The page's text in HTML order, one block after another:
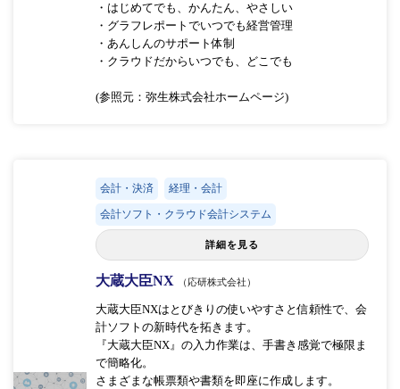
・はじめてでも、かんたん、やさしい
・グラフレポートでいつでも経営管理
・あんしんのサポート体制
・クラウドだからいつでも、どこでも
(参照元：弥生株式会社ホームページ)
会計・決済 経理・会計
会計ソフト・クラウド会計システム
詳細を見る
大蔵大臣NX （応研株式会社）
大蔵大臣NXはとびきりの使いやすさと信頼性で、会
計ソフトの新時代を拓きます。
『大蔵大臣NX』の入力作業は、手書き感覚で極限ま
で簡略化。
さまざまな帳票類や書類を即座に作成します。